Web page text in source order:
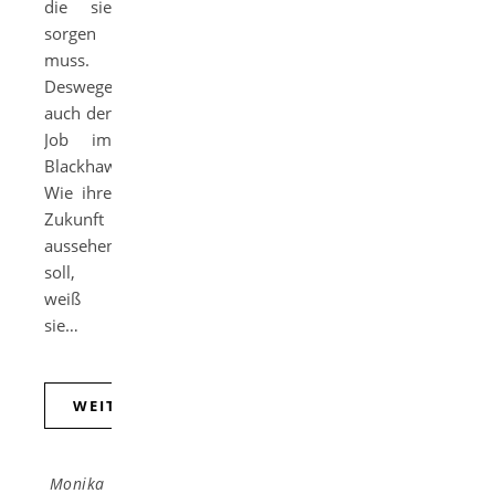
die sie
sorgen
muss.
Deswegen
auch der
Job im
Blackhawk.
Wie ihre
Zukunft
aussehen
soll,
weiß
sie…
WEITERLESEN
Monika